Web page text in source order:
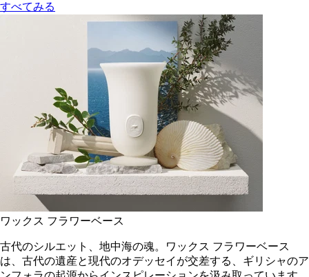
すべてみる
ワックス フラワーベース
古代のシルエット、地中海の魂。ワックス フラワーベース
は、古代の遺産と現代のオデッセイが交差する、ギリシャのア